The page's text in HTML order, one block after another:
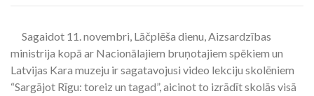
Sagaidot 11. novembri, Lāčplēša dienu, Aizsardzības
ministrija kopā ar Nacionālajiem bruņotajiem spēkiem un
Latvijas Kara muzeju ir sagatavojusi video lekciju skolēniem
“Sargājot Rīgu: toreiz un tagad”, aicinot to izrādīt skolās visā